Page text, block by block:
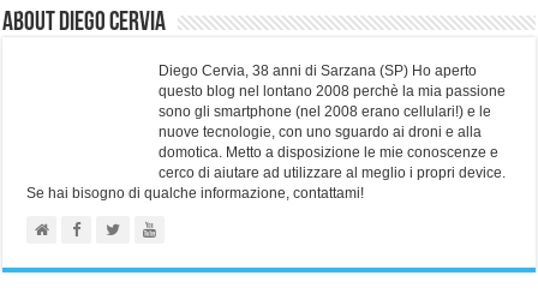
About Diego Cervia
Diego Cervia, 38 anni di Sarzana (SP) Ho aperto
questo blog nel lontano 2008 perchè la mia passione
sono gli smartphone (nel 2008 erano cellulari!) e le
nuove tecnologie, con uno sguardo ai droni e alla
domotica. Metto a disposizione le mie conoscenze e
cerco di aiutare ad utilizzare al meglio i propri device.
Se hai bisogno di qualche informazione, contattami!